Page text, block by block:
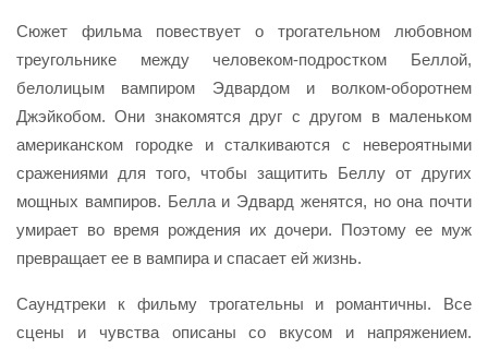
Сюжет фильма повествует о трогательном любовном
треугольнике между человеком-подростком Беллой,
белолицым вампиром Эдвардом и волком-оборотнем
Джэйкобом. Они знакомятся друг с другом в маленьком
американском городке и сталкиваются с невероятными
сражениями для того, чтобы защитить Беллу от других
мощных вампиров. Белла и Эдвард женятся, но она почти
умирает во время рождения их дочери. Поэтому ее муж
превращает ее в вампира и спасает ей жизнь.
Саундтреки к фильму трогательны и романтичны. Все
сцены и чувства описаны со вкусом и напряжением.